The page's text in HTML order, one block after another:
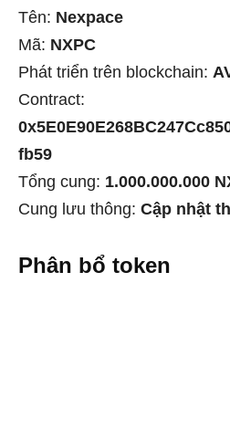
Tên: Nexpace
Mã: NXPC
Phát triển trên blockchain:
Contract:
fb59
Tổng cung: 1.000.000.000
Cung lưu thông: Cập nhật
Phân bổ token